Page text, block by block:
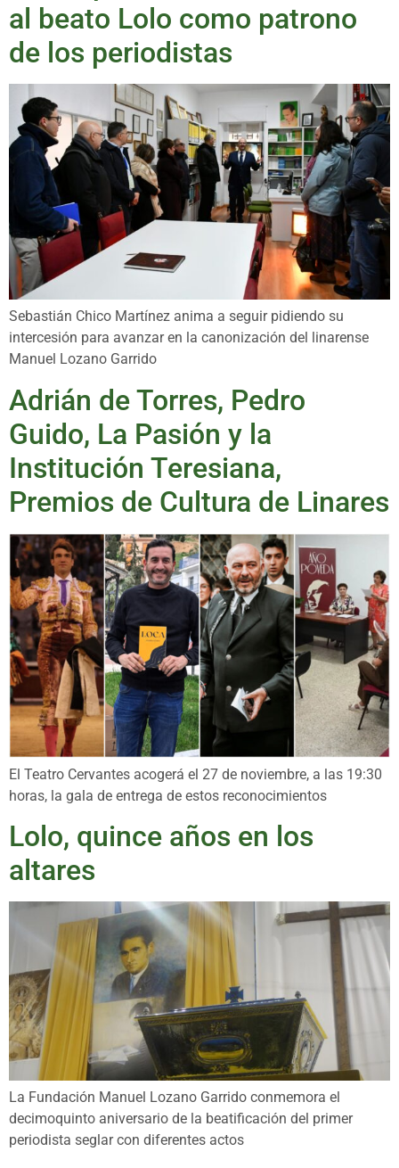
al beato Lolo como patrono
de los periodistas
Sebastián Chico Martínez anima a seguir pidiendo su
intercesión para avanzar en la canonización del linarense
Manuel Lozano Garrido
Adrián de Torres, Pedro
Guido, La Pasión y la
Institución Teresiana,
Premios de Cultura de Linares
El Teatro Cervantes acogerá el 27 de noviembre, a las 19:30
horas, la gala de entrega de estos reconocimientos
Lolo, quince años en los
altares
La Fundación Manuel Lozano Garrido conmemora el
decimoquinto aniversario de la beatificación del primer
periodista seglar con diferentes actos